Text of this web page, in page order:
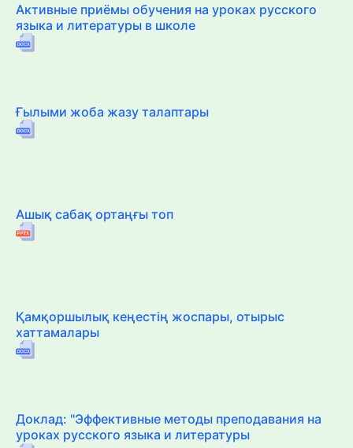
Активные приёмы обучения на уроках русского
языка и литературы в школе
Ғылыми жоба жазу талаптары
Ашық сабақ ортаңғы топ
Қамқоршылық кеңестің жоспары, отырыс
хаттамалары
Доклад: "Эффективные методы преподавания на
уроках русского языка и литературы